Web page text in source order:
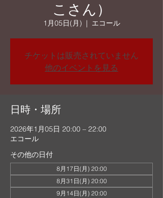
こさん）
1月05日(月)
  |
エコール
チケットは販売されていません
他のイベントを見る
日時・場所
2026年1月05日 20:00 – 22:00
エコール
その他の日付
8月17日(月) 20:00
8月31日(月) 20:00
9月14日(月) 20:00